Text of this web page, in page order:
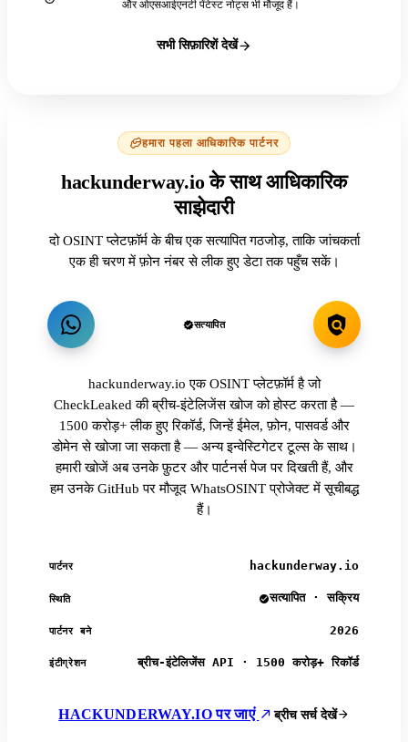
और ओएसआईएनटी पेंटेस्ट नोट्स भी मौजूद हैं।
सभी सिफ़ारिशें देखें
हमारा पहला आधिकारिक पार्टनर
hackunderway.io के साथ आधिकारिक
साझेदारी
दो OSINT प्लेटफ़ॉर्म के बीच एक सत्यापित गठजोड़, ताकि जांचकर्ता
एक ही चरण में फ़ोन नंबर से लीक हुए डेटा तक पहुँच सकें।
सत्यापित
hackunderway.io एक OSINT प्लेटफ़ॉर्म है जो
CheckLeaked की ब्रीच-इंटेलिजेंस खोज को होस्ट करता है —
1500 करोड़+ लीक हुए रिकॉर्ड, जिन्हें ईमेल, फ़ोन, पासवर्ड और
डोमेन से खोजा जा सकता है — अन्य इन्वेस्टिगेटर टूल्स के साथ।
हमारी खोजें अब उनके फ़ुटर और पार्टनर्स पेज पर दिखती हैं, और
हम उनके GitHub पर मौजूद WhatsOSINT प्रोजेक्ट में सूचीबद्ध
हैं।
पार्टनर hackunderway.io
स्थिति सत्यापित · सक्रिय
पार्टनर बने 2026
इंटीग्रेशन ब्रीच-इंटेलिजेंस API · 1500 करोड़+ रिकॉर्ड
HACKUNDERWAY.IO पर जाएं ब्रीच सर्च देखें